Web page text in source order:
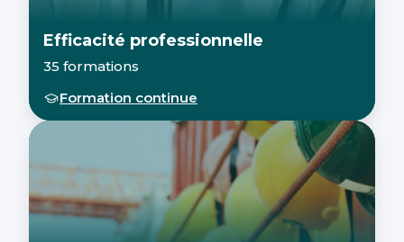
Efficacité professionnelle
35 formations
Formation continue